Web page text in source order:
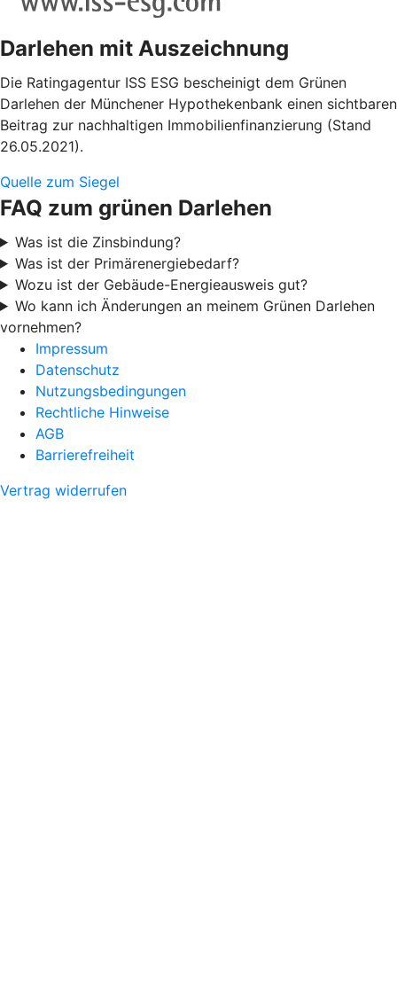
Darlehen mit Auszeichnung
Die Ratingagentur ISS ESG bescheinigt dem Grünen
Darlehen der Münchener Hypothekenbank einen sichtbaren
Beitrag zur nachhaltigen Immobilienfinanzierung (Stand
26.05.2021).
Quelle zum Siegel
FAQ zum grünen Darlehen
Was ist die Zinsbindung?
Was ist der Primärenergiebedarf?
Wozu ist der Gebäude-Energieausweis gut?
Wo kann ich Änderungen an meinem Grünen Darlehen
vornehmen?
Impressum
Datenschutz
Nutzungsbedingungen
Rechtliche Hinweise
AGB
Barrierefreiheit
Vertrag widerrufen